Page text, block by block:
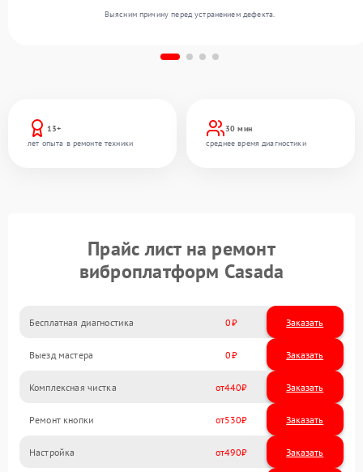
13+
лет опыта в ремонте техники
30 мин
среднее время диагностики
Выясним причину перед устранением дефекта.
Прайс лист на ремонт
виброплатформ Casada
Бесплатная диагностика 0 Заказать
Выезд мастера 0 Заказать
Комплексная чистка 440
Ремонт кнопки 530
Настройка 490